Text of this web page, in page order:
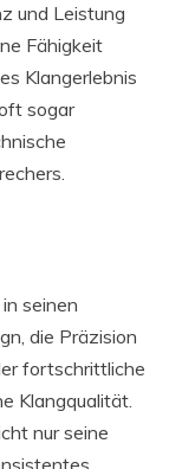
und Leistung
Fähigkeit
Klangerlebnis
sogar
seinen
die Präzision
fortschrittliche
Klangqualität.
nur seine